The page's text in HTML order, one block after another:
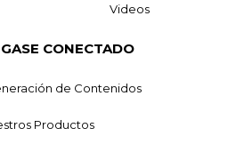
Videos
CONECTADO
de Contenidos
Productos